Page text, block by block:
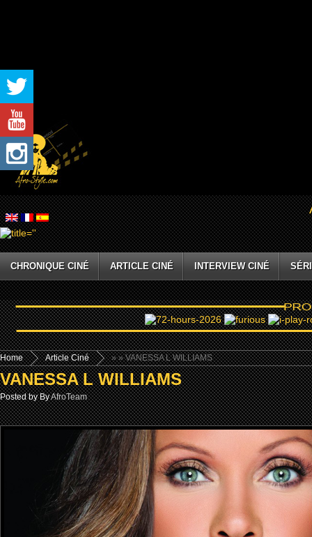
CHRONIQUE CINÉ ARTICLE CINÉ INTERVIEW CINÉ
Home »
Article Ciné » VANESSA L WILLIAMS
VANESSA L WILLIAMS
Posted by ByAfroTeam